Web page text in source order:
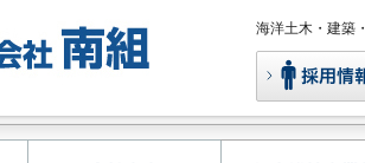
海洋土木・建築